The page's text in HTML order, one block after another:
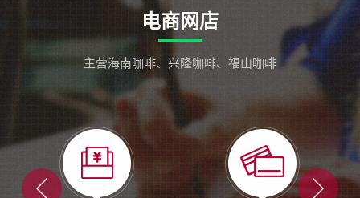
电商网店
主营海南咖啡、兴隆咖啡、福山咖啡